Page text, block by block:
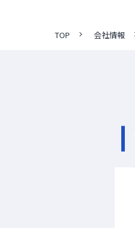
TOP 会社情報